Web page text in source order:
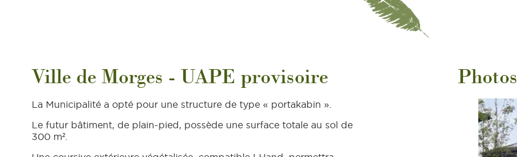
Ville de Morges - UAPE provisoire
La Municipalité a opté pour une structure de type « portakabin ».
Le futur bâtiment, de plain-pied, possède une surface totale au sol de
300 m².
Photos